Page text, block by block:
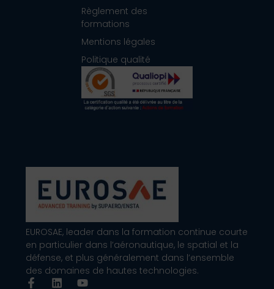
EUROSAE, leader dans la formation continue courte
en particulier dans l’aéronautique, le spatial et la
défense, et plus généralement dans l’ensemble
des domaines de hautes technologies.
Règlement des
formations
Mentions légales
Politique qualité